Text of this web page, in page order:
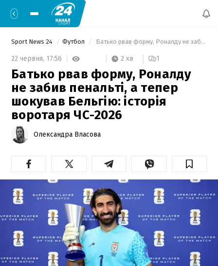
Sport News 24 Футбол Батько рвав форму, Роналду не забив пенальті, а тепер шокував Бельгію: історія воротаря ЧС-2026
22 червня, 17:56 2 хв 1
Батько рвав форму, Роналду
не забив пенальті, а тепер
шокував Бельгію: історія
воротаря ЧС-2026
Олександра Власова